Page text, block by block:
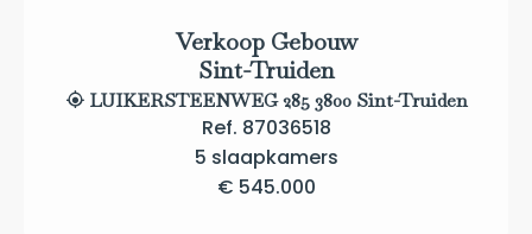
Verkoop Gebouw
Sint-Truiden
LUIKERSTEENWEG 285 3800 Sint-Truiden
Ref. 87036518
5 slaapkamers
€ 545.000